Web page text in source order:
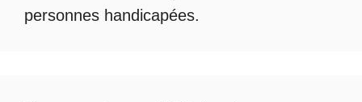
personnes handicapées.